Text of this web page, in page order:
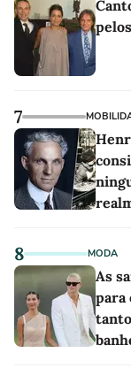
7
8 MODA
As
para